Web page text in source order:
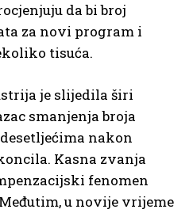
da bi broj
za novi program i
tisuća.
je slijedila širi
smanjenja broja
nakon
Kasna zvanja
fenomen
u novije vrijeme